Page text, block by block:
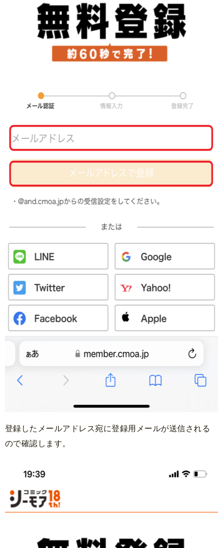
登録したメールアドレス宛に登録用メールが送信される
ので確認します。